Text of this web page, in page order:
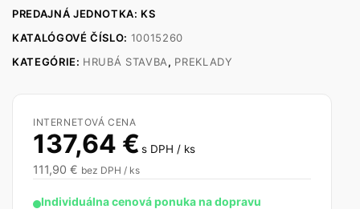
PREDAJNÁ JEDNOTKA: KS
KATALÓGOVÉ ČÍSLO: 10015260
KATEGÓRIE: HRUBÁ STAVBA, PREKLADY
INTERNETOVÁ CENA
137,64 € s DPH / ks
111,90 € bez DPH / ks
Individuálna cenová ponuka na dopravu